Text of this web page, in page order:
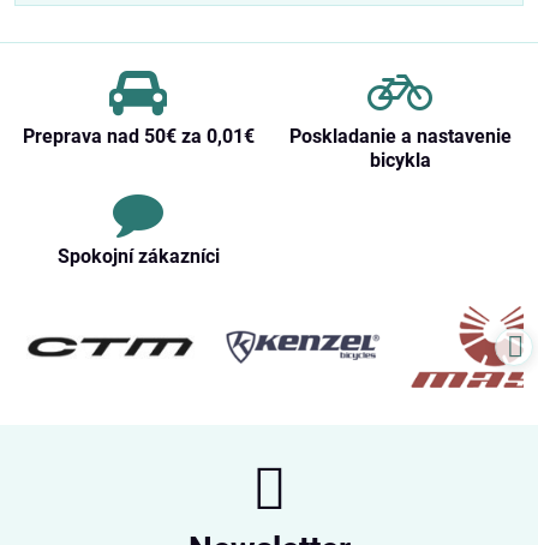
Preprava nad 50€ za 0,01€
Poskladanie a nastavenie
bicykla
Spokojní zákazníci